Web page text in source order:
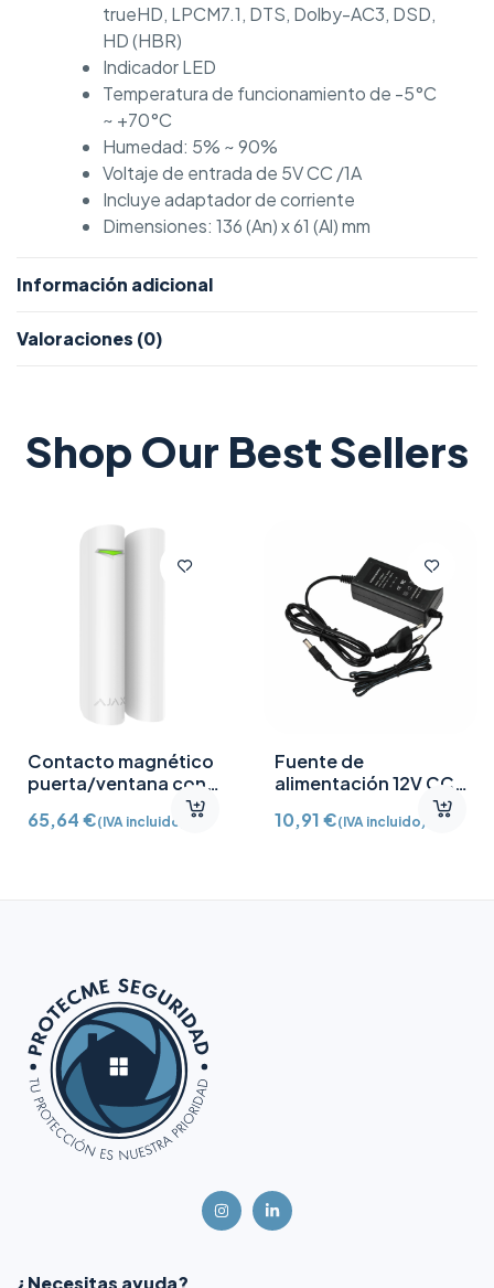
trueHD, LPCM7.1, DTS, Dolby-AC3, DSD,
HD (HBR)
Indicador LED
Temperatura de funcionamiento de -5°C
~ +70°C
Humedad: 5% ~ 90%
Voltaje de entrada de 5V CC /1A
Incluye adaptador de corriente
Dimensiones: 136 (An) x 61 (Al) mm
Información adicional
Valoraciones (0)
Shop Our Best Sellers
Contacto magnético
puerta/ventana con
Detector vibración e
inclinación AJ-
65,64€(IVA incluido)
Fuente de
alimentación 12V CC
10,91€(IVA incluido)
¿Necesitas ayuda?